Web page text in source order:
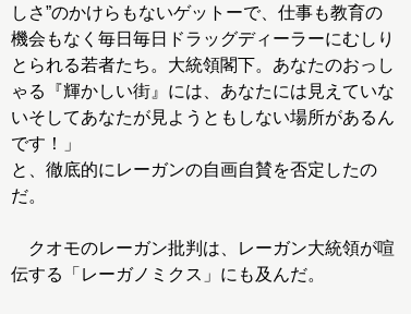
しさ”のかけらもないゲットーで、仕事も教育の
機会もなく毎日毎日ドラッグディーラーにむしり
とられる若者たち。大統領閣下。あなたのおっし
ゃる『輝かしい街』には、あなたには見えていな
いそしてあなたが見ようともしない場所があるん
です！」
と、徹底的にレーガンの自画自賛を否定したの
だ。
クオモのレーガン批判は、レーガン大統領が喧
伝する「レーガノミクス」にも及んだ。